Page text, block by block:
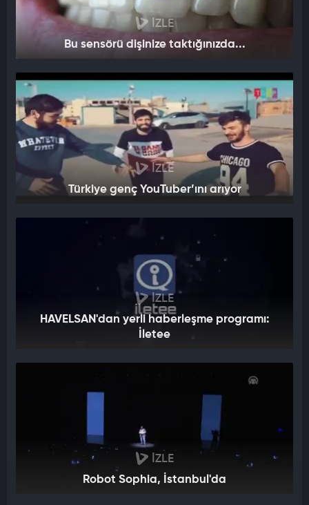
İZLE
Bu sensörü dişinize taktığınızda...
İZLE
Türkiye genç YouTuber’ını arıyor
İZLE
HAVELSAN'dan yerli haberleşme programı:
İletee
İZLE
Robot Sophia, İstanbul'da